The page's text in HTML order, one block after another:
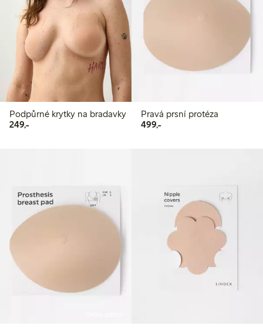
Podpůrné krytky na bradavky
249,-249,00 Kč
Pravá prsní protéza
499,-499,00 Kč